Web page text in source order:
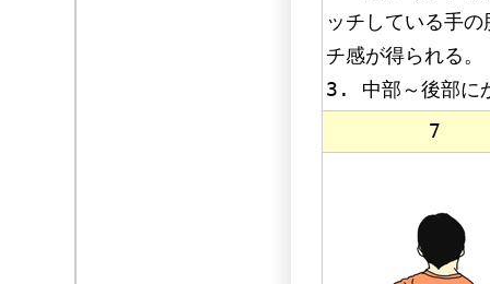
ッチしている手
チ感が得られる。
3. 中部～後部に
7